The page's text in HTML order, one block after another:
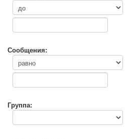
Сообщения:
Группа: